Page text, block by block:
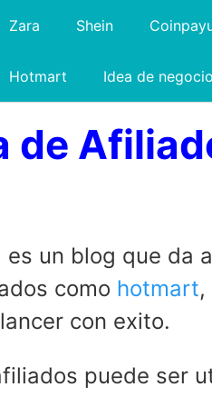
Zara Shein
Hotmart Idea de
de
es un blog que da
como hotmart
con exito.
puede ser